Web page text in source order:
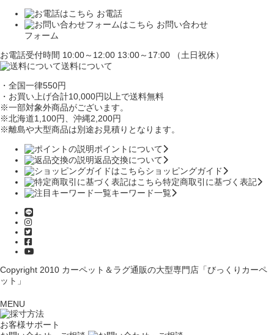
お電話
お問い合わせ
フォーム
お電話受付時間 10:00～12:00 13:00～17:00 （土日祝休）
送料について
・全国一律550円
・お買い上げ合計10,000円 以上で送料無料
※一部対象外商品がございます。
※北海道1,100円、沖縄2,200円
※離島や大型商品は別途お見積りとなります。
ポイントについて
返品交換について
ショッピングガイド
特定商取引に基づく表記
キーワード一覧
Copyright 2010 カーペット＆ラグ通販の大型専門店「びっくりカーペ
ット」
MENU
お客様サポート